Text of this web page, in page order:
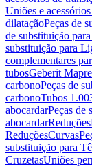
Uniões e
dilataçãoPeças de
de substituição
substituição para
complementares
tubosGeberit
carbonoPeças de
carbonoTubos
abocardarPeças de
abocardarReduções
ReduçõesCurvas
substituição para
CruzetasUniões